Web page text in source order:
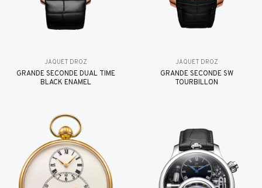
JAQUET DROZ
GRANDE SECONDE DUAL TIME
BLACK ENAMEL
JAQUET DROZ
GRANDE SECONDE SW
TOURBILLON